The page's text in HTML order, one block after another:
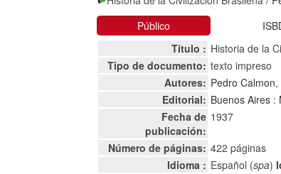
Público
Título : Historia de la
Tipo de documento: texto impreso
Autores: Pedro Calmon,
Editorial: Buenos Aires :
Fecha de
publicación:
1937
Número de páginas: 422 páginas
Idioma : Español (spa)